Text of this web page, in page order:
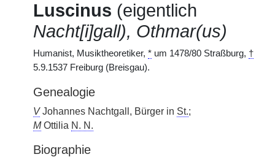
Luscinus (eigentlich
Nacht[i]gall), Othmar(us)
Humanist, Musiktheoretiker, * um 1478/80 Straßburg, †
5.9.1537 Freiburg (Breisgau).
Genealogie
VJohannes Nachtgall, Bürger in St.;
MOttilia N. N.
Biographie